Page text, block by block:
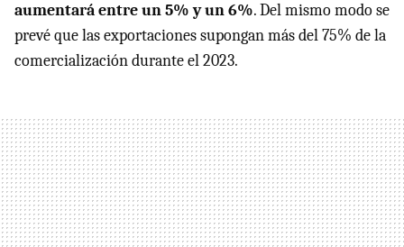
aumentará entre un 5% y un 6%. Del mismo modo se
prevé que las exportaciones supongan más del 75% de la
comercialización durante el 2023.